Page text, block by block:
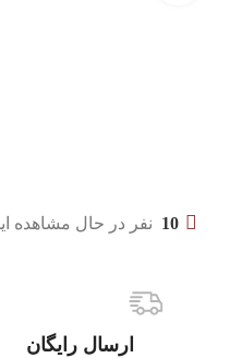
10 نفر در حال مشاهده
ارسال رایگان